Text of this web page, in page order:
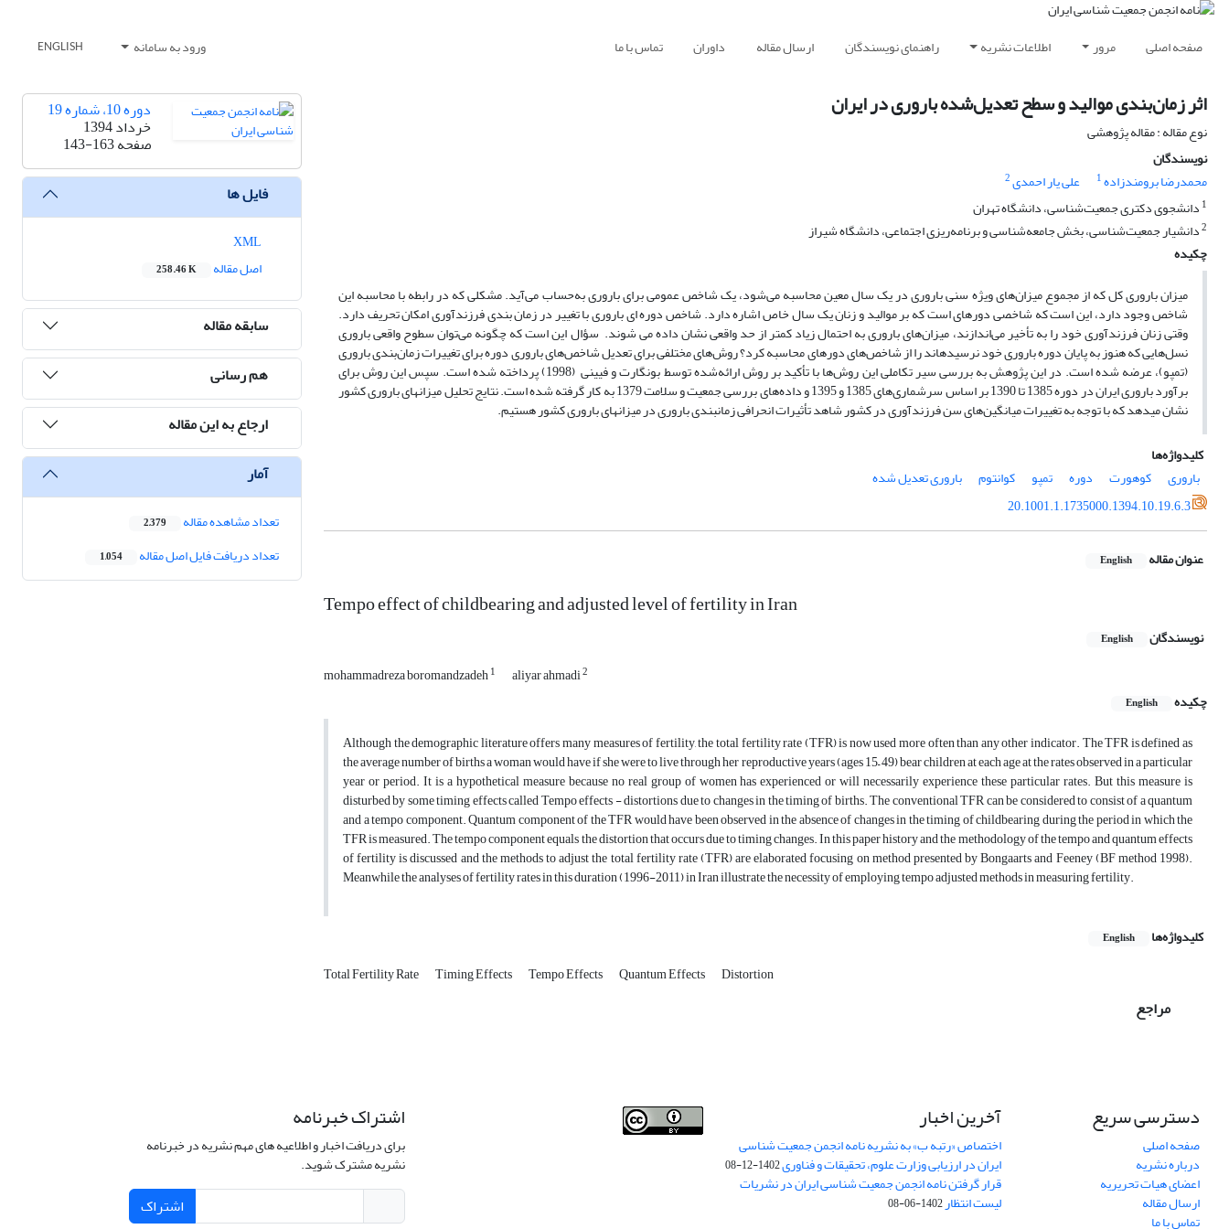
صفحه اصلی مرور اطلاعات نشریه راهنمای نویسندگان ارسال مقاله داوران تماس با ما ورود به سامانه ENGLISH
اثر زمان‌بندی موالید و سطح تعدیل‌شده باروری در ایران
نوع مقاله : مقاله پژوهشی
نویسندگان
محمدرضا برومندزاده1 علی یار احمدی2
1 دانشجوی دکتری جمعیت‌شناسی، دانشگاه تهران
2دانشیار جمعیت‌شناسی، بخش جامعه‌شناسی و برنامه‌ریزی اجتماعی، دانشگاه شیراز
چکیده
میزان باروری کل که از مجموع میزان‌های ویژه سنی باروری در یک سال معین محاسبه می‌شود، یک شاخص عمومی برای باروری به‌حساب می‌آید. مشکلی که در رابطه با محاسبه این
شاخص وجود دارد، این است که شاخصی دوره­ای است که بر موالید و زنان یک سال خاص اشاره دارد. شاخص دوره ای باروری با تغییر در زمان بندی فرزندآوری امکان تحریف دارد.
وقتی زنان فرزندآوری خود را به تأخیر می‌اندازند، میزان‌های باروری به ‌احتمال ‌زیاد کمتر از حد واقعی نشان داده می شوند. سؤال این است که چگونه می‌توان سطوح واقعی باروری
نسل‌هایی که هنوز به پایان دوره باروری خود نرسیده­اند را از شاخص‌های دوره­ای محاسبه کرد؟ روش‌های مختلفی برای تعدیل شاخص‌های باروری دوره برای تغییرات زمان‌بندی باروری
(تمپو)، عرضه شده است. در این پژوهش به بررسی سیر تکاملی این روش‌ها با تأکید بر روش ارائه‌شده توسط بونگارت و فیینی (1998) پرداخته شده است. سپس این روش برای
برآورد باروری ایران در دوره 1385 تا 1390 بر اساس سرشماری‌های 1385 و 1395 و داده‌های بررسی جمعیت و سلامت 1379 به کار گرفته شده است. نتایج تحلیل میزان­های باروری کشور
نشان می­دهد که با توجه به تغییرات میانگین‌های سن فرزندآوری در کشور شاهد تأثیرات انحرافی زمانبندی باروری در میزان­های باروری کشور هستیم.
کلیدواژه‌ها
باروری
کوهورت دوره تمپو کوانتوم
باروری تعدیل شده
20.1001.1.1735000.1394.10.19.6.3
عنوان مقاله English
Tempo effect of childbearing and adjusted level of fertility in Iran
نویسندگان English
mohammadreza boromandzadeh1 aliyar ahmadi2
چکیده English
Although the demographic literature offers many measures of fertility, the total fertility rate (TFR) is now used more often than any other indicator. The TFR is defined as
the average number of births a woman would have if she were to live through her reproductive years (ages 15– 49) bear children at each age at the rates observed in a particular
year or period. It is a hypothetical measure because no real group of women has experienced or will necessarily experience these particular rates. But this measure is
disturbed by some timing effects called Tempo effects - distortions due to changes in the timing of births. The conventional TFR can be considered to consist of a quantum
and a tempo component. Quantum component of the TFR would have been observed in the absence of changes in the timing of childbearing during the period in which the
TFR is measured. The tempo component equals the distortion that occurs due to timing changes. In this paper history and the methodology of the tempo and quantum effects
of fertility is discussed and the methods to adjust the total fertility rate (TFR) are elaborated focusing on method presented by Bongaarts and Feeney (BF method 1998).
Meanwhile the analyses of fertility rates in this duration (1996-2011) in Iran illustrate the necessity of employing tempo adjusted methods in measuring fertility.
کلیدواژه‌ها English
Total Fertility Rate Timing Effects Tempo Effects Quantum Effects Distortion
مراجع
دوره 10، شماره 19
خرداد 1394
صفحه143-163
فایل ها
اصل مقاله
258.46 K
سابقه مقاله
هم رسانی
ارجاع به این مقاله
آمار
تعداد مشاهده مقاله 2,379
تعداد دریافت فایل اصل مقاله 1,054
دسترسی سریع
صفحه اصلی
درباره نشریه
اعضای هیات تحریریه
ارسال مقاله
تماس با ما
آخرین اخبار
اختصاص «رتبه ب» به نشریه نامه انجمن جمعیت شناسی
ایران در ارزیابی وزارت علوم، تحقیقات و فناوری1402-12-08
قرار گرفتن نامه انجمن جمعیت شناسی ایران در نشریات
لیست انتظار1402-06-08
اشتراک خبرنامه
برای دریافت اخبار و اطلاعیه های مهم نشریه در خبرنامه
نشریه مشترک شوید.
اشتراک